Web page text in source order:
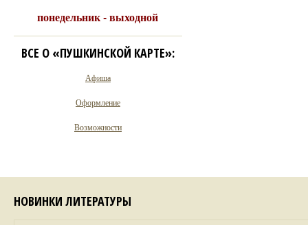
понедельник - выходной
ВСЕ О «ПУШКИНСКОЙ КАРТЕ»:
Афиша
Оформление
Возможности
НОВИНКИ ЛИТЕРАТУРЫ